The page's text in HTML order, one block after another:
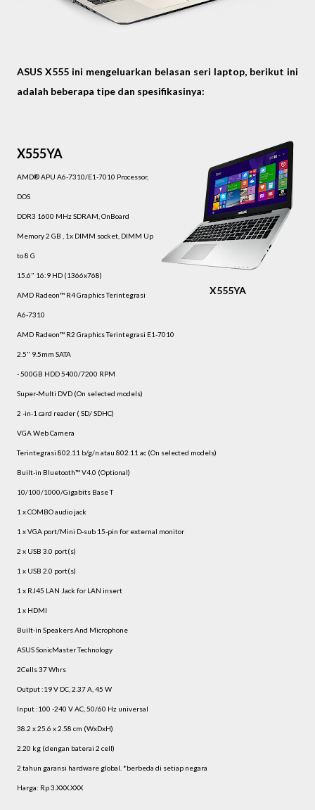
ASUS X555 ini mengeluarkan belasan seri laptop, berikut ini
adalah beberapa tipe dan spesifikasinya:
X555YA
X555YA
AMD® APU A6-7310/E1-7010 Processor,
DOS
DDR3 1600 MHz SDRAM, OnBoard
Memory 2 GB , 1x DIMM socket, DIMM Up
to 8 G
15.6" 16:9 HD (1366x768)
AMD Radeon™ R4 Graphics Terintegrasi
A6-7310
AMD Radeon™ R2 Graphics Terintegrasi E1-7010
2.5" 9.5mm SATA
- 500GB HDD 5400/7200 RPM
Super-Multi DVD (On selected models)
2 -in-1 card reader ( SD/ SDHC)
VGA Web Camera
Terintegrasi 802.11 b/g/n atau 802.11 ac (On selected models)
Built-in Bluetooth™ V4.0 (Optional)
10/100/1000/Gigabits Base T
1 x COMBO audio jack
1 x VGA port/Mini D-sub 15-pin for external monitor
2 x USB 3.0 port(s)
1 x USB 2.0 port(s)
1 x RJ45 LAN Jack for LAN insert
1 x HDMI
Built-in Speakers And Microphone
ASUS SonicMaster Technology
2Cells 37 Whrs
Output :19 V DC, 2.37 A, 45 W
Input :100 -240 V AC, 50/60 Hz universal
38.2 x 25.6 x 2.58 cm (WxDxH)
2.20 kg (dengan baterai 2 cell)
2 tahun garansi hardware global. *berbeda di setiap negara
Harga: Rp 3.XXX.XXX